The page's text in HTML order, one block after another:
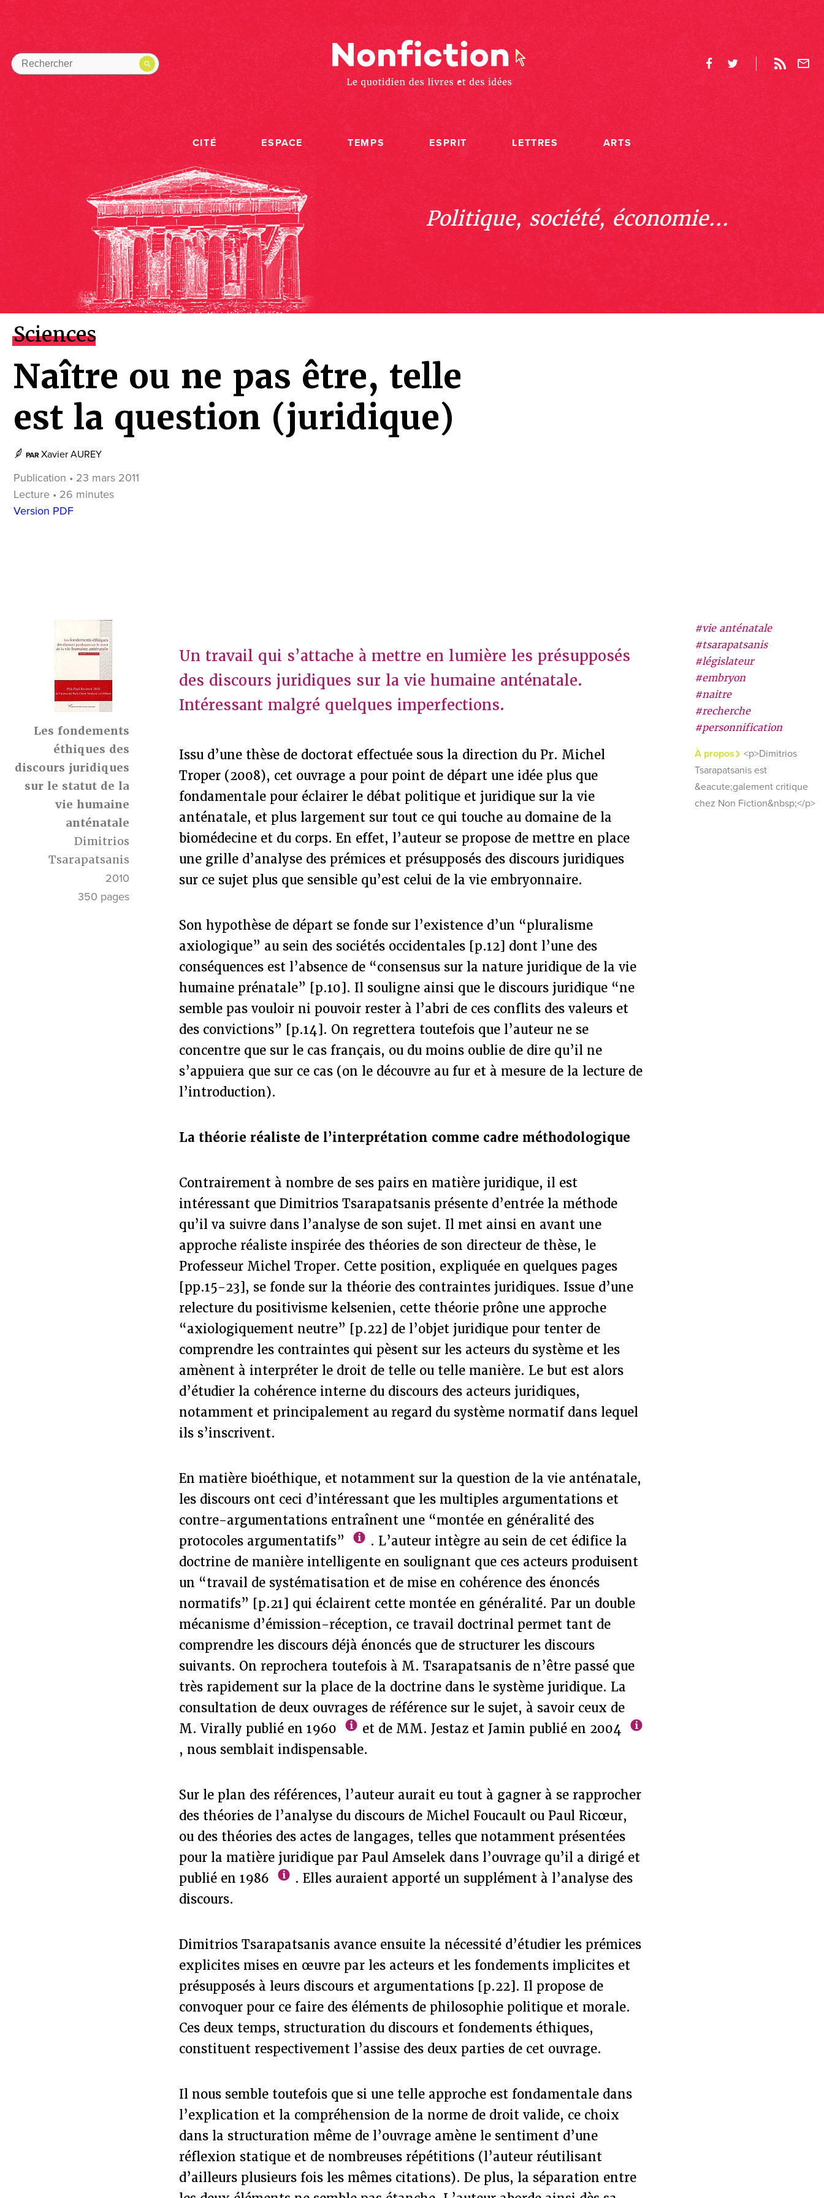
CITÉ ESPACE TEMPS ESPRIT LETTRES ARTS
Politique, société, économie...
Sciences
Naître ou ne pas être, telle
est la question (juridique)
PAR Xavier AUREY
Publication • 23 mars 2011
Lecture • 26 minutes
Version PDF
Les fondements
éthiques des
discours juridiques
sur le statut de la
vie humaine
anténatale
Dimitrios
Tsarapatsanis
2010
350 pages
#vie anténatale
#tsarapatsanis
#législateur
#embryon
#naitre
#recherche
#personnification
À propos
<p>Dimitrios
Tsarapatsanis est
&eacute;galement critique
chez Non Fiction&nbsp;</p>
Un travail qui s’attache à mettre en lumière les présupposés
des discours juridiques sur la vie humaine anténatale.
Intéressant malgré quelques imperfections.
Issu d’une thèse de doctorat effectuée sous la direction du Pr. Michel
Troper (2008), cet ouvrage a pour point de départ une idée plus que
fondamentale pour éclairer le débat politique et juridique sur la vie
anténatale, et plus largement sur tout ce qui touche au domaine de la
biomédecine et du corps. En effet, l’auteur se propose de mettre en place
une grille d’analyse des prémices et présupposés des discours juridiques
sur ce sujet plus que sensible qu’est celui de la vie embryonnaire.
Son hypothèse de départ se fonde sur l’existence d’un “pluralisme
axiologique” au sein des sociétés occidentales [p.12] dont l’une des
conséquences est l’absence de “consensus sur la nature juridique de la vie
humaine prénatale” [p.10]. Il souligne ainsi que le discours juridique “ne
semble pas vouloir ni pouvoir rester à l’abri de ces conflits des valeurs et
des convictions” [p.14]. On regrettera toutefois que l’auteur ne se
concentre que sur le cas français, ou du moins oublie de dire qu’il ne
s’appuiera que sur ce cas (on le découvre au fur et à mesure de la lecture de
l’introduction).
La théorie réaliste de l’interprétation comme cadre méthodologique
Contrairement à nombre de ses pairs en matière juridique, il est
intéressant que Dimitrios Tsarapatsanis présente d’entrée la méthode
qu’il va suivre dans l’analyse de son sujet. Il met ainsi en avant une
approche réaliste inspirée des théories de son directeur de thèse, le
Professeur Michel Troper. Cette position, expliquée en quelques pages
[pp.15-23], se fonde sur la théorie des contraintes juridiques. Issue d’une
relecture du positivisme kelsenien, cette théorie prône une approche
“axiologiquement neutre” [p.22] de l’objet juridique pour tenter de
comprendre les contraintes qui pèsent sur les acteurs du système et les
amènent à interpréter le droit de telle ou telle manière. Le but est alors
d’étudier la cohérence interne du discours des acteurs juridiques,
notamment et principalement au regard du système normatif dans lequel
ils s’inscrivent.
En matière bioéthique, et notamment sur la question de la vie anténatale,
les discours ont ceci d’intéressant que les multiples argumentations et
contre-argumentations entraînent une “montée en généralité des
protocoles argumentatifs”
. L’auteur intègre au sein de cet édifice la
doctrine de manière intelligente en soulignant que ces acteurs produisent
un “travail de systématisation et de mise en cohérence des énoncés
normatifs” [p.21] qui éclairent cette montée en généralité. Par un double
mécanisme d’émission-réception, ce travail doctrinal permet tant de
comprendre les discours déjà énoncés que de structurer les discours
suivants. On reprochera toutefois à M. Tsarapatsanis de n’être passé que
très rapidement sur la place de la doctrine dans le système juridique. La
consultation de deux ouvrages de référence sur le sujet, à savoir ceux de
M. Virally publié en 1960
et de MM. Jestaz et Jamin publié en 2004
, nous semblait indispensable.
Sur le plan des références, l’auteur aurait eu tout à gagner à se rapprocher
des théories de l’analyse du discours de Michel Foucault ou Paul Ricœur,
ou des théories des actes de langages, telles que notamment présentées
pour la matière juridique par Paul Amselek dans l’ouvrage qu’il a dirigé et
publié en 1986
. Elles auraient apporté un supplément à l’analyse des
discours.
Dimitrios Tsarapatsanis avance ensuite la nécessité d’étudier les prémices
explicites mises en œuvre par les acteurs et les fondements implicites et
présupposés à leurs discours et argumentations [p.22]. Il propose de
convoquer pour ce faire des éléments de philosophie politique et morale.
Ces deux temps, structuration du discours et fondements éthiques,
constituent respectivement l’assise des deux parties de cet ouvrage.
Il nous semble toutefois que si une telle approche est fondamentale dans
l’explication et la compréhension de la norme de droit valide, ce choix
dans la structuration même de l’ouvrage amène le sentiment d’une
réflexion statique et de nombreuses répétitions (l’auteur réutilisant
d’ailleurs plusieurs fois les mêmes citations). De plus, la séparation entre